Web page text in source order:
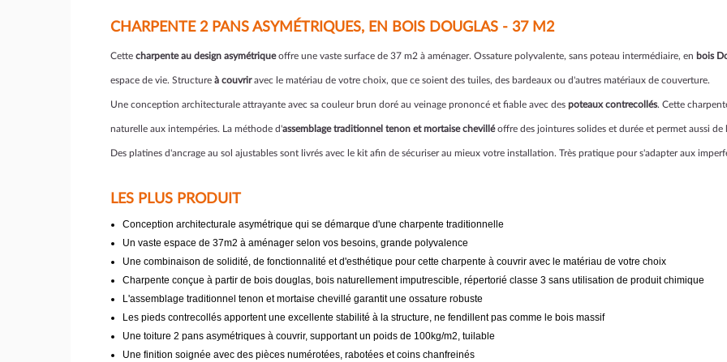
CHARPENTE 2 PANS ASYMÉTRIQUES, EN BOIS DOUGLAS - 37 M2
Cette charpente au design asymétriqueoffre une vaste surface de 37 m2 à aménager. Ossature polyvalente, sans poteau intermédiaire, en bois
espace de vie. Structure à couvriravec le matériau de votre choix, que ce soient des tuiles, des bardeaux ou d'autres matériaux de couverture.
Une conception architecturale attrayante avec sa couleur brun doré au veinage prononcé et fiable avec des poteaux contrecollés. Cette
naturelle aux intempéries. La méthode d'assemblage traditionnel tenon et mortaise chevilléoffre des jointures solides et durée et permet aussi
Des platines d'ancrage au sol ajustables sont livrés avec le kit afin de sécuriser au mieux votre installation. Très pratique pour s'adapter aux
LES PLUS PRODUIT
Conception architecturale asymétrique qui se démarque d'une charpente traditionnelle
Un vaste espace de 37m2 à aménager selon vos besoins, grande polyvalence
Une combinaison de solidité, de fonctionnalité et d'esthétique pour cette charpente à couvrir avec le matériau de votre choix
Charpente conçue à partir de bois douglas, bois naturellement imputrescible, répertorié classe 3 sans utilisation de produit chimique
L'assemblage traditionnel tenon et mortaise chevillé garantit une ossature robuste
Les pieds contrecollés apportent une excellente stabilité à la structure, ne fendillent pas comme le bois massif
Une toiture 2 pans asymétriques à couvrir, supportant un poids de 100kg/m2, tuilable
Une finition soignée avec des pièces numérotées, rabotées et coins chanfreinés